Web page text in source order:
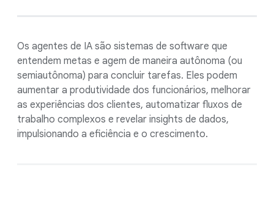
Os agentes de IA são sistemas de software que
entendem metas e agem de maneira autônoma (ou
semiautônoma) para concluir tarefas. Eles podem
aumentar a produtividade dos funcionários, melhorar
as experiências dos clientes, automatizar fluxos de
trabalho complexos e revelar insights de dados,
impulsionando a eficiência e o crescimento.